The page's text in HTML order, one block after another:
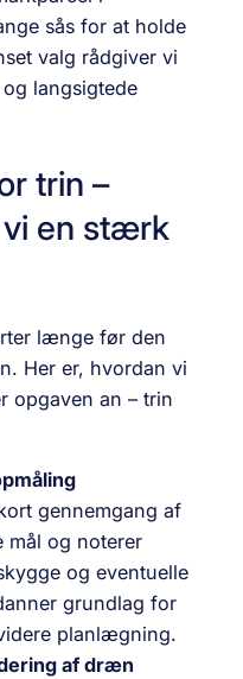
sås for at holde
valg rådgiver vi
langsigtede
trin –
vi en stærk
længe før den
Her er, hvordan vi
opgaven an – trin
gennemgang af
mål og noterer
og eventuelle
grundlag for
planlægning.
af dræn